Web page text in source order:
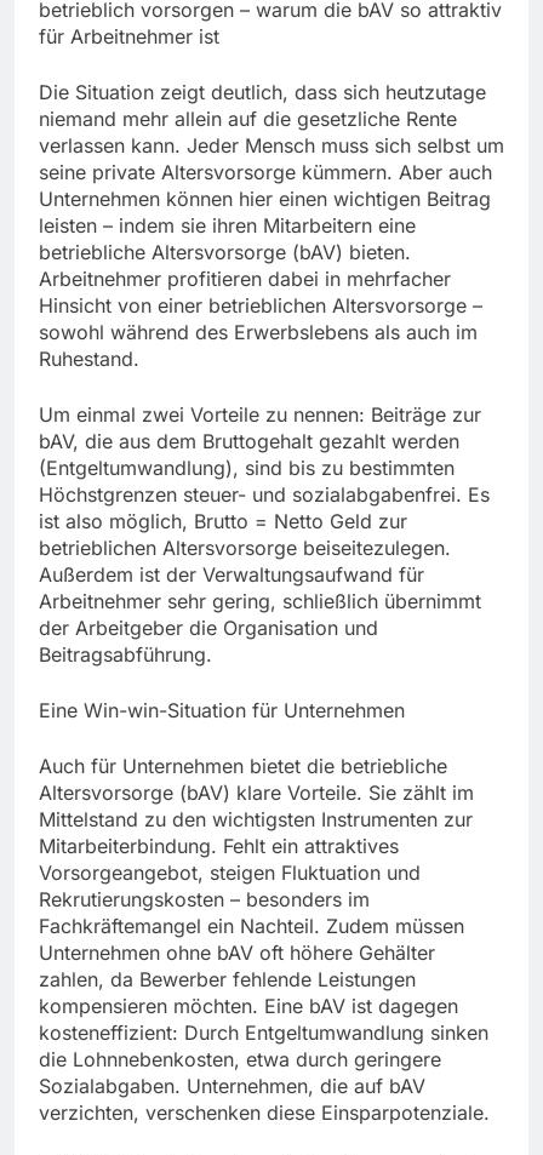
betrieblich vorsorgen – warum die bAV so attraktiv
für Arbeitnehmer ist
Die Situation zeigt deutlich, dass sich heutzutage
niemand mehr allein auf die gesetzliche Rente
verlassen kann. Jeder Mensch muss sich selbst um
seine private Altersvorsorge kümmern. Aber auch
Unternehmen können hier einen wichtigen Beitrag
leisten – indem sie ihren Mitarbeitern eine
betriebliche Altersvorsorge (bAV) bieten.
Arbeitnehmer profitieren dabei in mehrfacher
Hinsicht von einer betrieblichen Altersvorsorge –
sowohl während des Erwerbslebens als auch im
Ruhestand.
Um einmal zwei Vorteile zu nennen: Beiträge zur
bAV, die aus dem Bruttogehalt gezahlt werden
(Entgeltumwandlung), sind bis zu bestimmten
Höchstgrenzen steuer- und sozialabgabenfrei. Es
ist also möglich, Brutto = Netto Geld zur
betrieblichen Altersvorsorge beiseitezulegen.
Außerdem ist der Verwaltungsaufwand für
Arbeitnehmer sehr gering, schließlich übernimmt
der Arbeitgeber die Organisation und
Beitragsabführung.
Eine Win-win-Situation für Unternehmen
Auch für Unternehmen bietet die betriebliche
Altersvorsorge (bAV) klare Vorteile. Sie zählt im
Mittelstand zu den wichtigsten Instrumenten zur
Mitarbeiterbindung. Fehlt ein attraktives
Vorsorgeangebot, steigen Fluktuation und
Rekrutierungskosten – besonders im
Fachkräftemangel ein Nachteil. Zudem müssen
Unternehmen ohne bAV oft höhere Gehälter
zahlen, da Bewerber fehlende Leistungen
kompensieren möchten. Eine bAV ist dagegen
kosteneffizient: Durch Entgeltumwandlung sinken
die Lohnnebenkosten, etwa durch geringere
Sozialabgaben. Unternehmen, die auf bAV
verzichten, verschenken diese Einsparpotenziale.